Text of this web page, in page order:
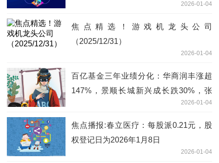
2026-01-04
焦点精选！游戏机龙头公司
（2025/12/31）
2026-01-04
百亿基金三年业绩分化：华商润丰涨超
147%，景顺长城新兴成长跌30%，张
坤、刘彦春被指“躺平式基金经理”|当前热
点
2026-01-04
焦点播报:春立医疗：每股派0.21元，股
权登记日为2026年1月8日
2026-01-04